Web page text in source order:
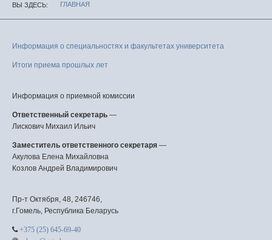
ВЫ ЗДЕСЬ ГЛАВНАЯ
Информация о специальностях и факультетах университета
Итоги приема прошлых лет
Информация о приемной комиссии
Ответственный секретарь —
Лискович Михаил Ильич
Заместитель ответственного секретаря —
Акулова Елена Михайловна
Козлов Андрей Владимирович
Пр-т Октября, 48, 246746,
г.Гомель, Республика Беларусь
+375 (25) 645-69-40